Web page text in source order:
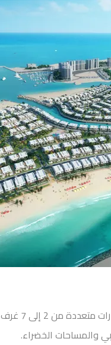
متعددة من 2 إلى 7 غرف نوم.
والمساحات الخضراء.